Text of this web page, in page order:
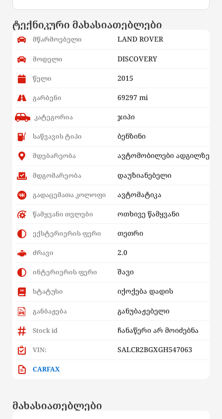
ტექნიკური მახასიათებლები
მწარმოებელი LAND ROVER
მოდელი DISCOVERY
წელი 2015
გარბენი 69297 mi
კატეგორია ჯიპი
საწვავის ტიპი ბენზინი
მდებარეობა ავტომობილები ადგილზე
მდგომარეობა დაუზიანებელი
გადაცემათა კოლოფი ავტომატიკა
წამყვანი თვლები ოთხივე წამყვანი
ექსტერიერის ფერი თეთრი
ძრავი 2.0
ინტერიერის ფერი შავი
სტატუსი იქოქება დადის
განბაჟება განუბაჟებელი
Stock id ჩანაწერი არ მოიძებნა
VIN: SALCR2BGXGH547063
CARFAX
მახასიათებლები